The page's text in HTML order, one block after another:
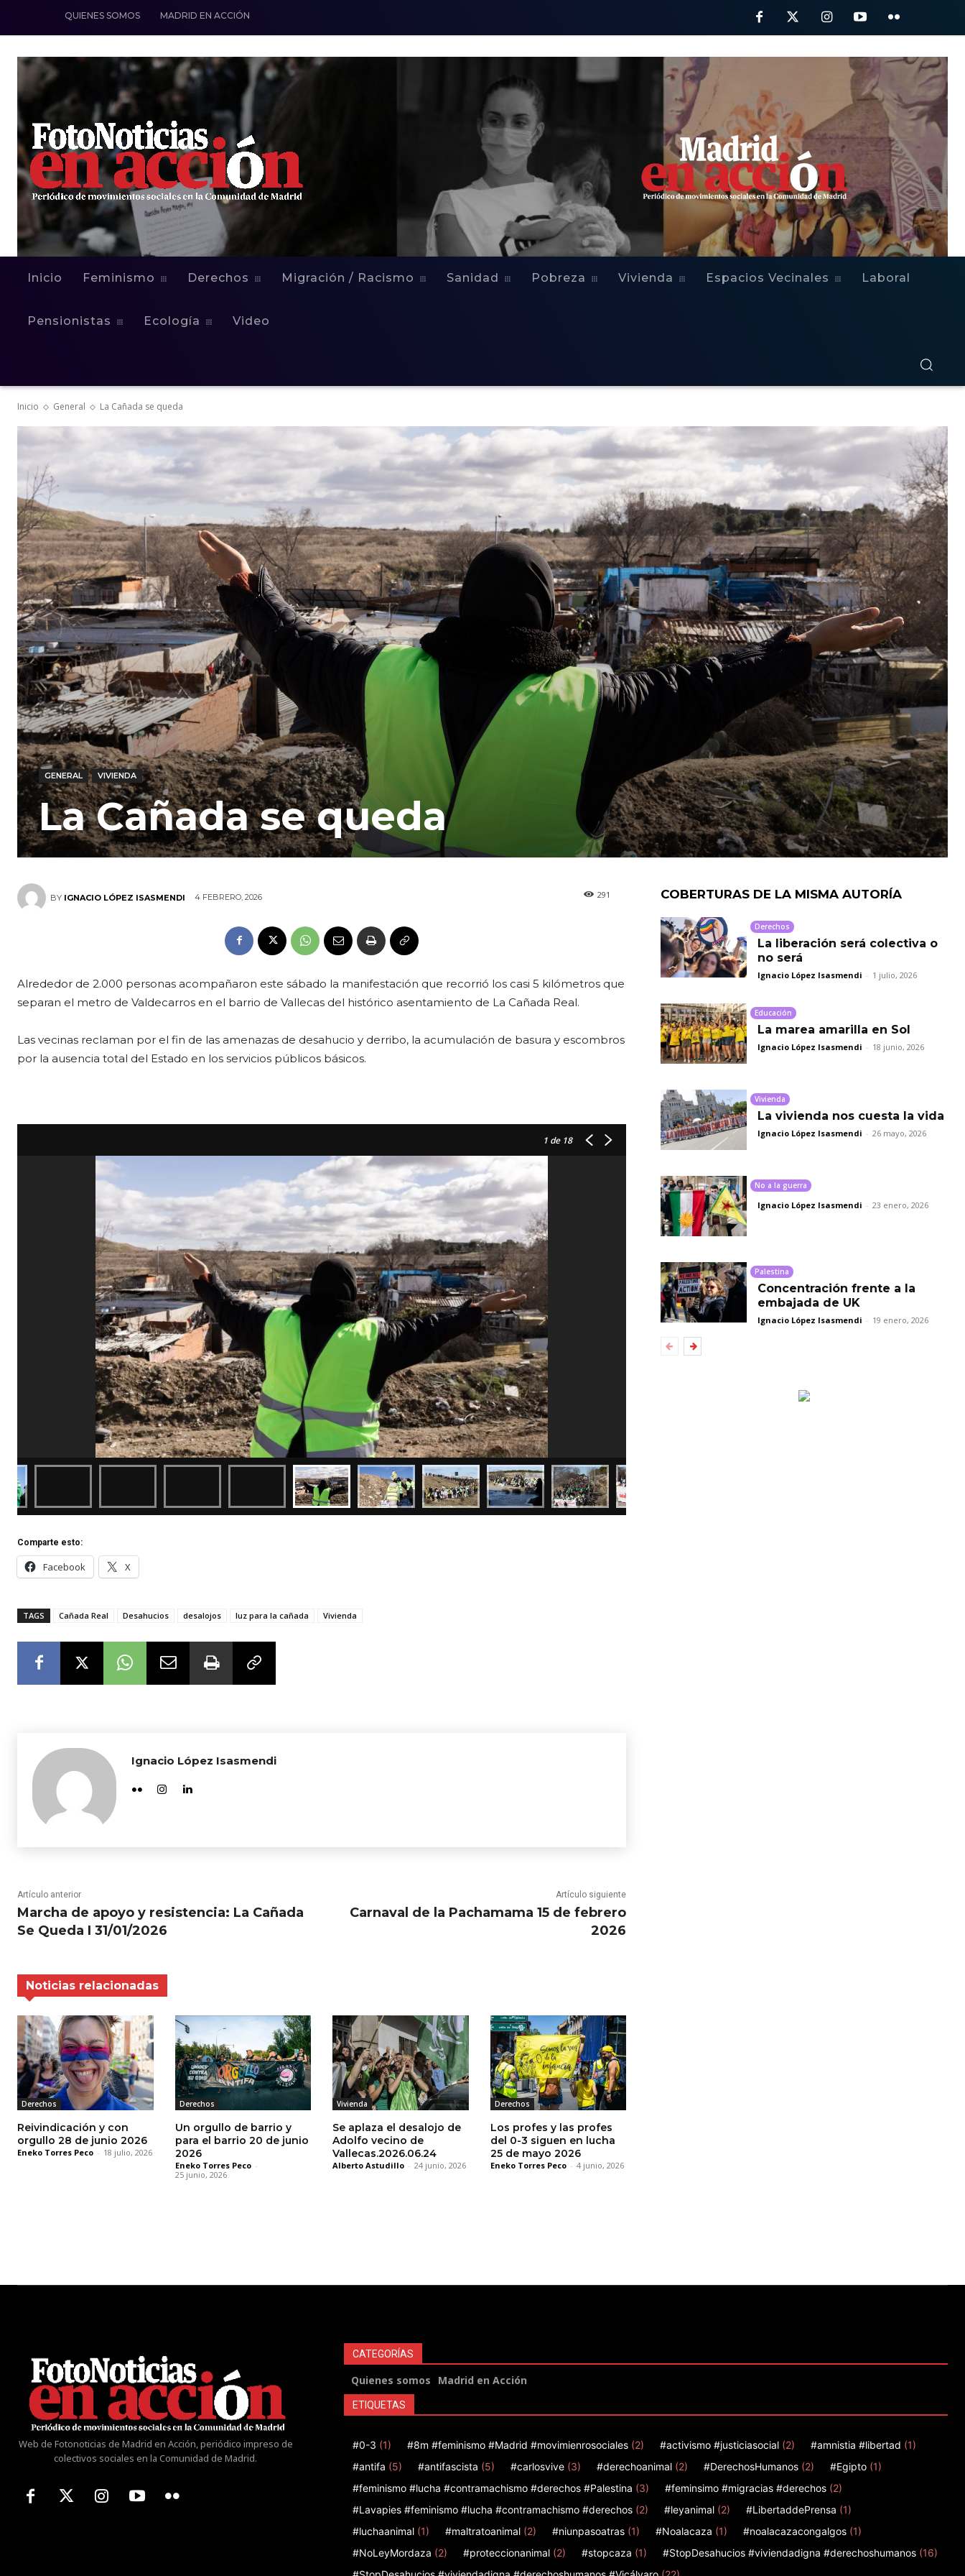
QUIENES SOMOS MADRID EN ACCIÓN
Inicio Feminismo Derechos Migración / Racismo Sanidad Pobreza Vivienda Espacios Vecinales Laboral
Pensionistas Ecología Video
Inicio General La Cañada se queda
GENERAL VIVIENDA
La Cañada se queda
BY IGNACIO LÓPEZ ISASMENDI 4 FEBRERO, 2026 291
Alrededor de 2.000 personas acompañaron este sábado la manifestación que recorrió los casi 5 kilómetros que
separan el metro de Valdecarros en el barrio de Vallecas del histórico asentamiento de La Cañada Real.
Las vecinas reclaman por el fin de las amenazas de desahucio y derribo, la acumulación de basura y escombros
por la ausencia total del Estado en los servicios públicos básicos.
1 de 18
Comparte esto:
Facebook X
TAGS Cañada Real Desahucios desalojos luz para la cañada Vivienda
Ignacio López Isasmendi
Artículo anterior
Marcha de apoyo y resistencia: La Cañada
Se Queda I 31/01/2026
Artículo siguiente
Carnaval de la Pachamama 15 de febrero
2026
Noticias relacionadas
Derechos
Reivindicación y con
orgullo 28 de junio 2026
Eneko Torres Peco - 18 julio, 2026
Derechos
Un orgullo de barrio y
para el barrio 20 de junio
2026
Eneko Torres Peco -
25 junio, 2026
Vivienda
Se aplaza el desalojo de
Adolfo vecino de
Vallecas.2026.06.24
Alberto Astudillo - 24 junio, 2026
Derechos
Los profes y las profes
del 0-3 siguen en lucha
25 de mayo 2026
Eneko Torres Peco - 4 junio, 2026
COBERTURAS DE LA MISMA AUTORÍA
Derechos
La liberación será colectiva o
no será
Ignacio López Isasmendi - 1 julio, 2026
Educación
La marea amarilla en Sol
Ignacio López Isasmendi - 18 junio, 2026
Vivienda
La vivienda nos cuesta la vida
Ignacio López Isasmendi - 26 mayo, 2026
No a la guerra
Ignacio López Isasmendi - 23 enero, 2026
Palestina
Concentración frente a la
embajada de UK
Ignacio López Isasmendi - 19 enero, 2026
Web de Fotonoticias de Madrid en Acción, periódico impreso de
colectivos sociales en la Comunidad de Madrid.
CATEGORÍAS
Quienes somos Madrid en Acción
ETIQUETAS
#0-3 (1) #8m #feminismo #Madrid #movimienrosociales (2) #activismo #justiciasocial (2) #amnistia #libertad (1)
#antifa (5) #antifascista (5) #carlosvive (3) #derechoanimal (2) #DerechosHumanos (2) #Egipto (1)
#feminismo #lucha #contramachismo #derechos #Palestina (3) #feminsimo #migracias #derechos (2)
#Lavapies #feminismo #lucha #contramachismo #derechos (2) #leyanimal (2) #LibertaddePrensa (1)
#luchaanimal (1) #maltratoanimal (2) #niunpasoatras (1) #Noalacaza (1) #noalacazacongalgos (1)
#NoLeyMordaza (2) #proteccionanimal (2) #stopcaza (1) #StopDesahucios #viviendadigna #derechoshumanos (16)